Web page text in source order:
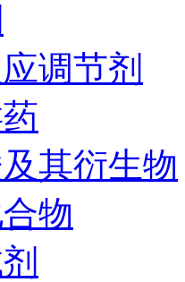
调节剂
其衍生物
物